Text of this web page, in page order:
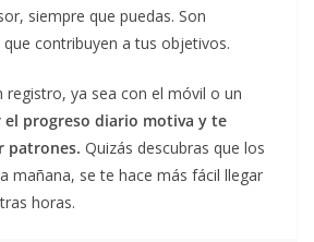
siempre que puedas. Son
contribuyen a tus objetivos.
registro, ya sea con el móvil o un
el progreso diario motiva y te
patrones. Quizás descubras que los
mañana, se te hace más fácil llegar
horas.